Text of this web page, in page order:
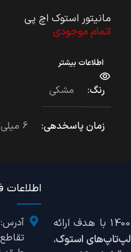
مانیتور استوک اچ پی
اتمام موجودی
اطلاعات بیشتر
رنگ مشکی
زمان پاسخدهی 6 میلی‌ثانیه
پورت ها
متدرسیستم فعالیت خود را از سال 1400 با هدف ارائه
لپ‌تاپ‌های استوک،
اطلاعات
آدرس: